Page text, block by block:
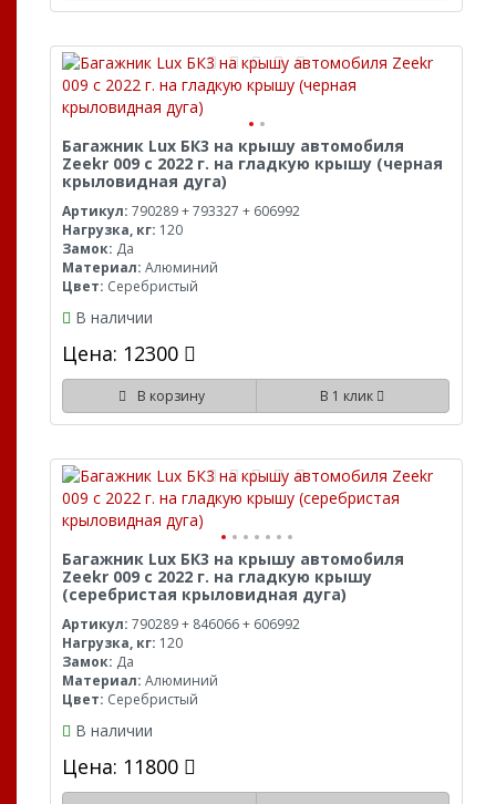
Багажник Lux БК3 на крышу автомобиля
Zeekr 009 с 2022 г. на гладкую крышу (черная
крыловидная дуга)
Артикул: 790289 + 793327 + 606992
Нагрузка, кг: 120
Замок: Да
Материал: Алюминий
Цвет: Серебристый
В наличии
Цена: 12300
В корзину В 1 клик
Багажник Lux БК3 на крышу автомобиля
Zeekr 009 с 2022 г. на гладкую крышу
(серебристая крыловидная дуга)
Артикул: 790289 + 846066 + 606992
Нагрузка, кг: 120
Замок: Да
Материал: Алюминий
Цвет: Серебристый
В наличии
Цена: 11800